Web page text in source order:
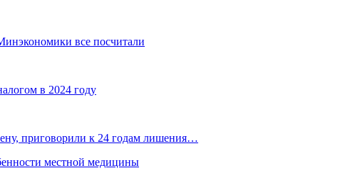
все посчитали
в 2024 году
приговорили к 24 годам лишения…
местной медицины